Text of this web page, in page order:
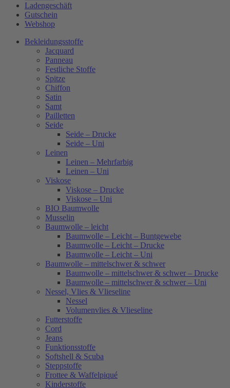
Ladengeschäft
Gutschein
Webshop
Bekleidungsstoffe
Jacquard
Panneau
Festliche Stoffe
Spitze
Chiffon
Satin
Samt
Pailletten
Seide
Seide – Drucke
Seide – Uni
Leinen
Leinen – Mehrfarbig
Leinen – Uni
Viskose
Viskose – Drucke
Viskose – Uni
BIO Baumwolle
Musselin
Baumwolle – leicht
Baumwolle – Leicht – Buntgewebe
Baumwolle – Leicht – Drucke
Baumwolle – Leicht – Uni
Baumwolle – mittelschwer & schwer
Baumwolle – mittelschwer & schwer – Drucke
Baumwolle – mittelschwer & schwer – Uni
Nessel, Vlies & Vlieseline
Nessel
Volumenvlies & Vlieseline
Futterstoffe
Cord
Jeans
Funktionsstoffe
Softshell & Scuba
Steppstoffe
Frottee & Waffelpiqué
Kinderstoffe